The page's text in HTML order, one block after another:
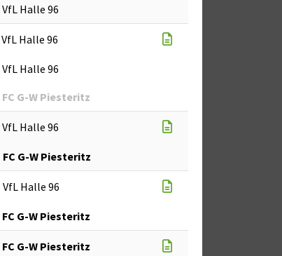
VfL Halle 96
VfL Halle 96
VfL Halle 96
FC G-W Piesteritz
VfL Halle 96
FC G-W Piesteritz
VfL Halle 96
FC G-W Piesteritz
FC G-W Piesteritz